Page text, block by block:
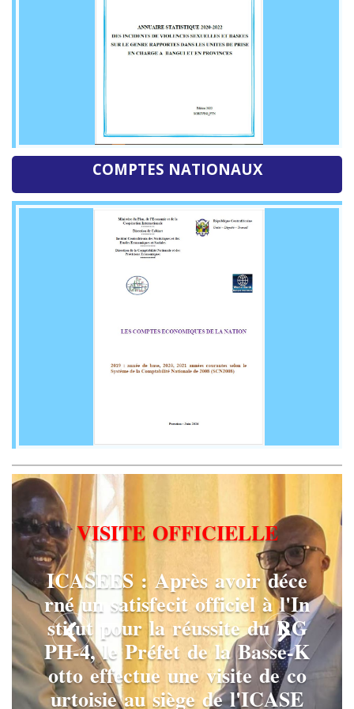
COMPTES NATIONAUX
VISITE OFFICIELLE
ICASEES : A è i r déce
rné un satisfecit officiel à l'In
stitut pour la réussite du RG
PH-4, le Pr éfe t de la Basse-K
otto effectue une visite de co
urto isie au siège de l'ICASE